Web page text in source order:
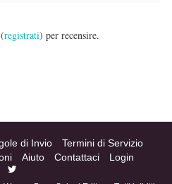
(registrati) per recensire.
di Invio
Termini di Servizio
Aiuto Contattaci Login